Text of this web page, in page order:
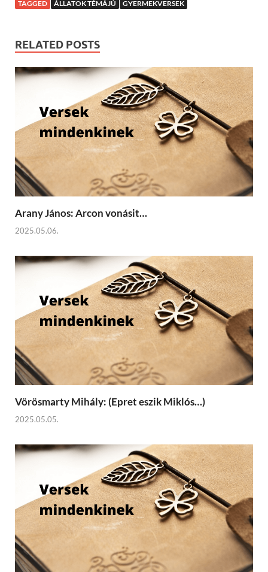
TAGGED ÁLLATOK TÉMÁJÚ GYERMEKVERSEK
RELATED POSTS
Arany János: Arcon vonásit…
2025.05.06.
Vörösmarty Mihály: (Epret eszik Miklós…)
2025.05.05.